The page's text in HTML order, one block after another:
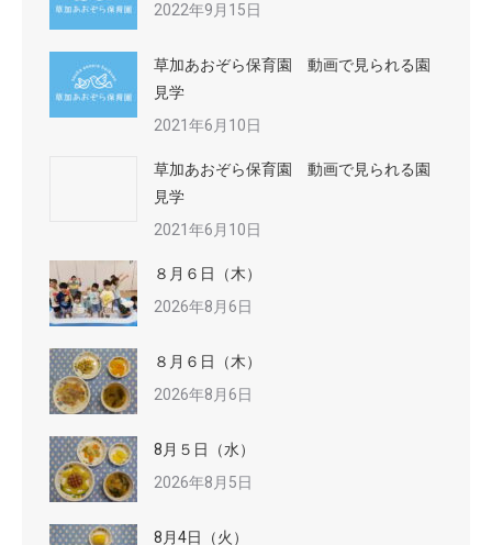
2022年9月15日
草加あおぞら保育園 動画で見られる園
見学
2021年6月10日
草加あおぞら保育園 動画で見られる園
見学
2021年6月10日
８月６日（木）
2026年8月6日
８月６日（木）
2026年8月6日
8月５日（水）
2026年8月5日
8月4日（火）